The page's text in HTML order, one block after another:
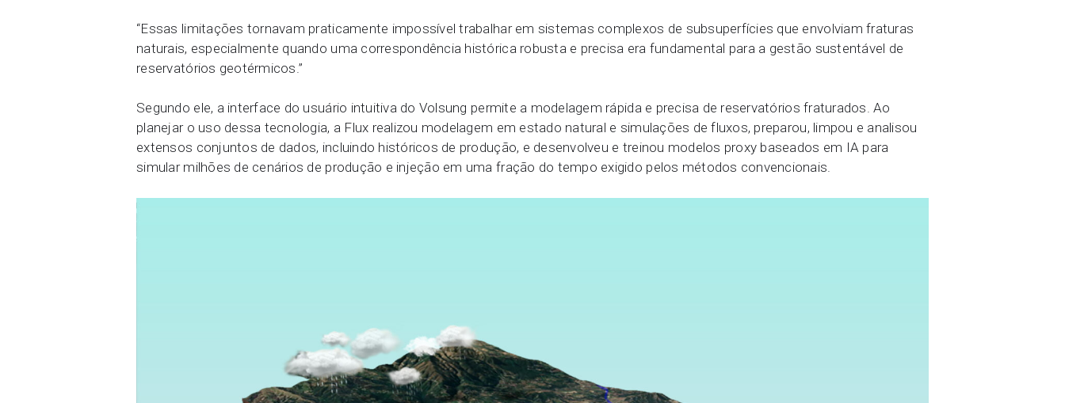
“Essas limitações tornavam praticamente impossível trabalhar em sistemas complexos de subsuperfícies que envolviam fraturas
naturais, especialmente quando uma correspondência histórica robusta e precisa era fundamental para a gestão sustentável de
reservatórios geotérmicos.”
Segundo ele, a interface do usuário intuitiva do Volsung permite a modelagem rápida e precisa de reservatórios fraturados. Ao
planejar o uso dessa tecnologia, a Flux realizou modelagem em estado natural e simulações de fluxos, preparou, limpou e analisou
extensos conjuntos de dados, incluindo históricos de produção, e desenvolveu e treinou modelos proxy baseados em IA para
simular milhões de cenários de produção e injeção em uma fração do tempo exigido pelos métodos convencionais.